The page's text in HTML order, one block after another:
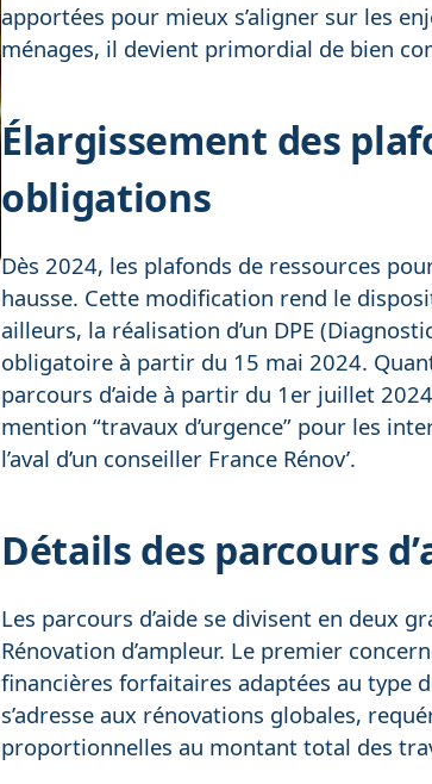
apportées pour mieux s’aligner sur les
ménages, il devient primordial de bien
Élargissement des
obligations
Dès 2024, les plafonds de ressources
hausse. Cette modification rend le
ailleurs, la réalisation d’un DPE
obligatoire à partir du 15 mai 2024.
parcours d’aide à partir du 1er juillet
mention “travaux d’urgence” pour les
l’aval d’un conseiller France Rénov’.
Détails des parcours
Les parcours d’aide se divisent en deux
Rénovation d’ampleur. Le premier
financières forfaitaires adaptées au type
s’adresse aux rénovations globales,
proportionnelles au montant total des